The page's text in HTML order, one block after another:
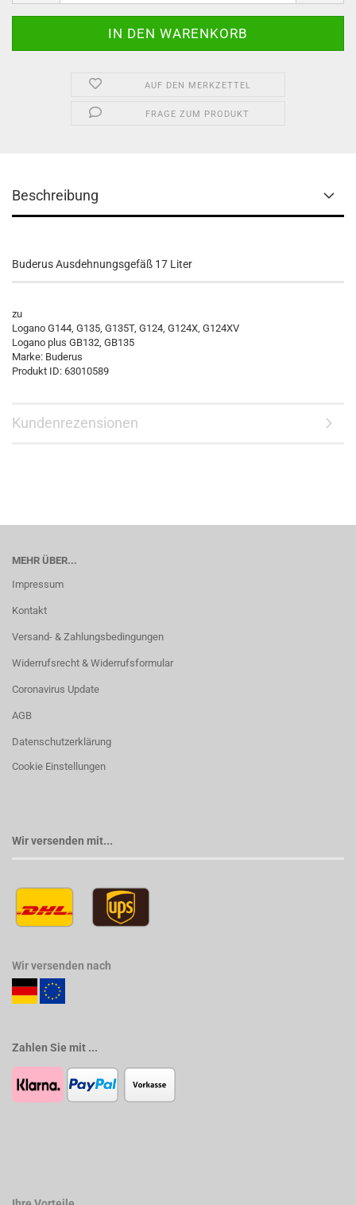
AUF DEN MERKZETTEL
FRAGE ZUM PRODUKT
Beschreibung
Buderus Ausdehnungsgefäß 17 Liter
zu
Logano G144, G135, G135T, G124, G124X, G124XV
Logano plus GB132, GB135
Marke: Buderus
Produkt ID: 63010589
Kundenrezensionen
MEHR ÜBER...
Impressum
Kontakt
Versand- & Zahlungsbedingungen
Widerrufsrecht & Widerrufsformular
Coronavirus Update
AGB
Datenschutzerklärung
Cookie Einstellungen
Wir versenden mit...
Wir versenden nach
Zahlen Sie mit ...